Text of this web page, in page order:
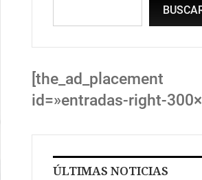
[the_ad_placement
id=»entradas-right-
ÚLTIMAS NOTICIAS